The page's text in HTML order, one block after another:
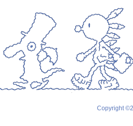
Copyright